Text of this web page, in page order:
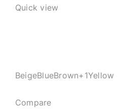
Quick view
BeigeBlueBrown+1Yellow
Compare